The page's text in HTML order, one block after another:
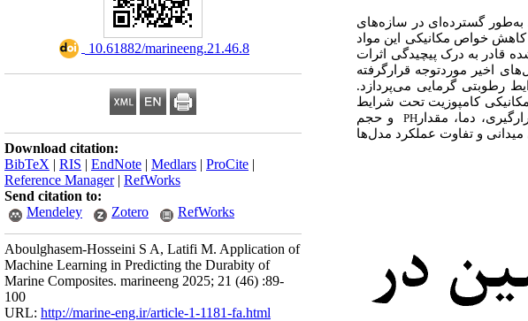
‎ 10.61882/marineeng.21.46.8
Download citation:
BibTeX | RIS | EndNote | Medlars | ProCite |
Reference Manager| RefWorks
Send citation to:
Mendeley
Zotero RefWorks
Aboulghasem-Hosseini S A, Latifi M. Application of
Machine Learning in Predicting the Durabity of
Marine Composites. marineeng 2025; 21 (46) :89-
100
URL: http://marine-eng.ir/article-1-1181-fa.html
به‌طور گسترده‌ای در سازه‌های
کاهش خواص مکانیکی این مواد
قادر به درک پیچیدگی اثرات
اخیر موردتوجه قرارگرفته
رطوبتی گرمایی می‌پردازد.
کامپوزیت تحت شرایط
دما، مقدار PH
و حجم
و تفاوت عملکرد مدل‌ها